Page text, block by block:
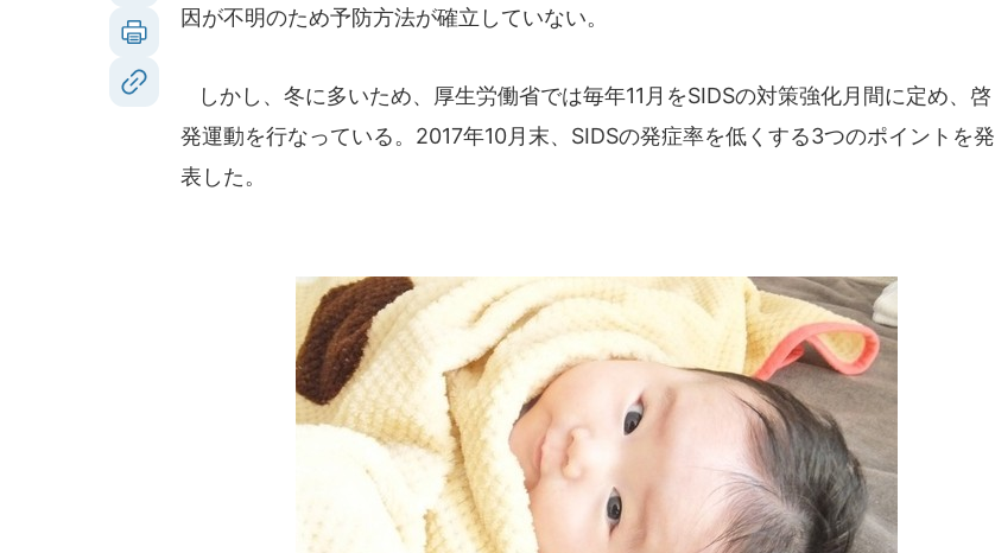
因が不明のため予防方法が確立していない。
しかし、冬に多いため、厚生労働省では毎年11月をSIDSの対策強化月間に定め、啓
発運動を行なっている。2017年10月末、SIDSの発症率を低くする3つのポイントを発
表した。